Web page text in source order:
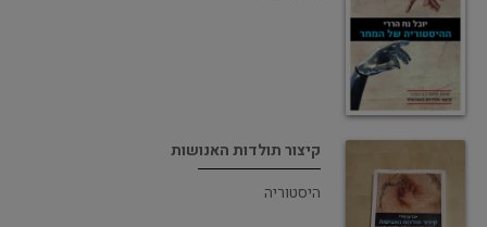
קיצור תולדות האנושות
היסטוריה